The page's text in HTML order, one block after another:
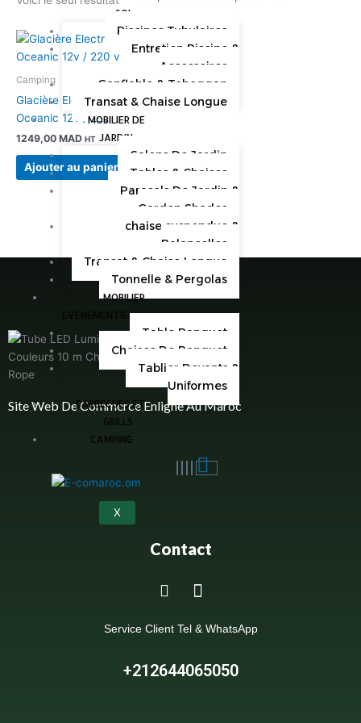
SOL
Piscines Tubulaires
Entretien Piscine &
Accessoires
Gonflable & Toboggan
Transat & Chaise Longue
MOBILIER DE
JARDIN
Salons De Jardin
Tables & Chaises
Parasols De Jardin &
Garden Shades
chaise suspendue &
Balancelles
Transat & Chaise Longue
Tonnelle & Pergolas
MOBILIER
EVÉNEMENTIEL
Table Banquet
Chaises De Banquet
Tablier Devants &
Uniformes
BARBECUES ET
GRILLS
CAMPING
X
Camping
Glacière Electrique 26 L
Oceanic 12v / 220 v
1249,00 MAD HT
Ajouter au panier
Site Web De Commerce Enligne Au Maroc
Contact
Service Client Tel & WhatsApp
+212644065050